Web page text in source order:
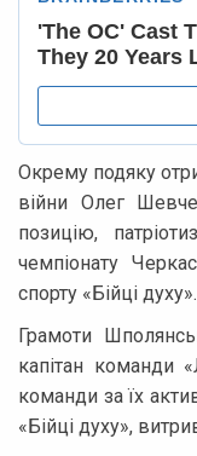
Окрему подяку
війни Олег
позицію,
чемпіонату
спорту «Бійці духу».
Грамоти
капітан команди
команди за їх
«Бійці духу»,